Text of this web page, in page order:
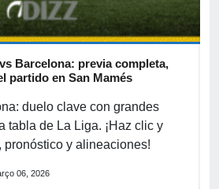
Barcelona: previa completa,
partido en San Mamés
duelo clave con grandes
tabla de La Liga. ¡Haz clic y
pronóstico y alineaciones!
06, 2026